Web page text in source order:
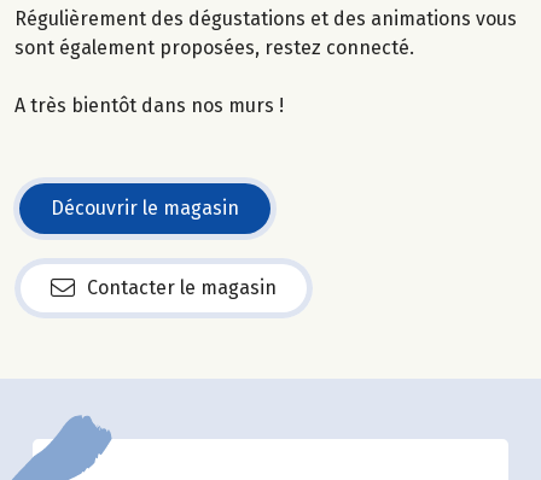
Régulièrement des dégustations et des animations vous
sont également proposées, restez connecté.
A très bientôt dans nos murs !
Découvrir le magasin
Contacter le magasin